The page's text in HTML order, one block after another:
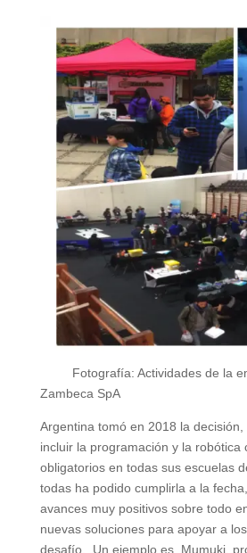
Fotografía: Actividades de la
Zambeca SpA
Argentina tomó en 2018 la
incluir la programación y la robótica
obligatorios en todas sus escuelas
todas ha podido cumplirla a la
avances muy positivos sobre todo
nuevas soluciones para apoyar a
desafío. Un ejemplo es Mumuki,